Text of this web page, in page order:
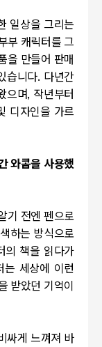
일상을 그리는
부 캐릭터를 그
을 만들어 판매
습니다. 다년간
으며, 작년부터
디자인을 가르
와콤을 사용했
기 전엔 펜으로
하는 방식으로
의 책을 읽다가
는 세상에 이런
받았던 기억이
싸게 느껴져 바